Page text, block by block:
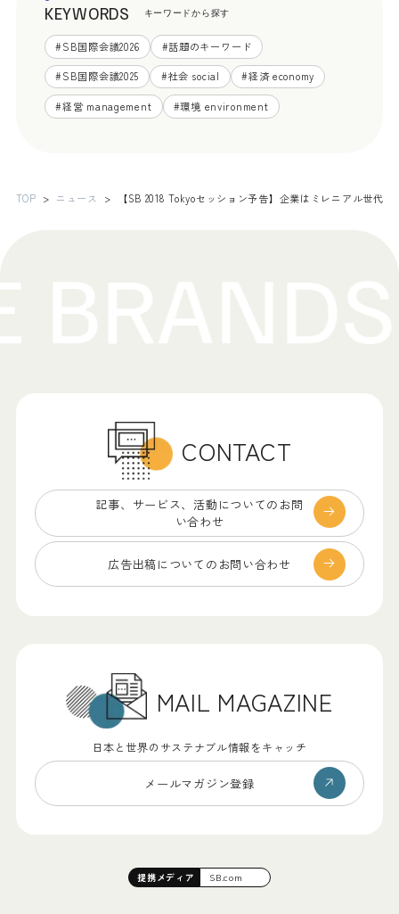
KEYWORDS キーワードから探す
#SB国際会議2026 #話題のキーワード
#SB国際会議2025 #社会 social #経済 economy
#経営 management #環境 environment
TOP ニュース 【SB 2018 Tokyoセッション予告】企業はミレニアル世代
CONTACT
記事、サービス、 活動についてのお問
い合わせ
広告出稿についての お問い合わせ
MAIL MAGAZINE
日本と世界のサステナブル情報をキャッチ
メールマガジン登録
提携メディア SB.com